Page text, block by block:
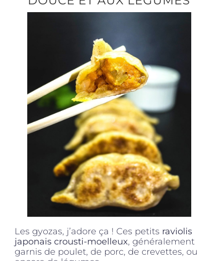
Traiteur
Cours
Les gyozas, j’adore ça ! Ces petits raviolis
japonais crousti-moelleux, généralement
garnis de poulet, de porc, de crevettes, ou